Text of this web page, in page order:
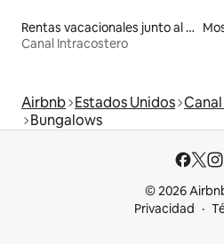
Rentas vacacionales junto al agua
Canal Intracostero
Airbnb Estados Unidos
Bungalows
© 2026
Privacidad